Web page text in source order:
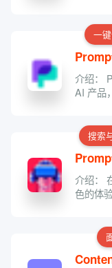
一
介绍：
AI 产品
搜索
介绍：
色的体